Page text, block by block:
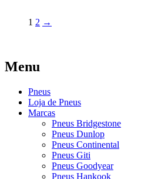
1 2 →
Menu
Pneus
Loja de Pneus
Marcas
Pneus Bridgestone
Pneus Dunlop
Pneus Continental
Pneus Giti
Pneus Goodyear
Pneus Hankook